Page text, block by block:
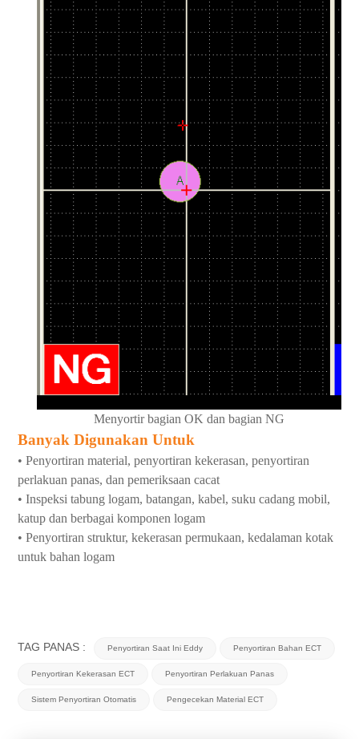
Menyortir bagian OK dan bagian NG
Banyak Digunakan Untuk
• Penyortiran material, penyortiran kekerasan, penyortiran
perlakuan panas, dan pemeriksaan cacat
• Inspeksi tabung logam, batangan, kabel, suku cadang mobil,
katup dan berbagai komponen logam
• Penyortiran struktur, kekerasan permukaan, kedalaman kotak
untuk bahan logam
TAG PANAS : Penyortiran Saat Ini Eddy Penyortiran Bahan ECT
Penyortiran Kekerasan ECT Penyortiran Perlakuan Panas
Sistem Penyortiran Otomatis Pengecekan Material ECT